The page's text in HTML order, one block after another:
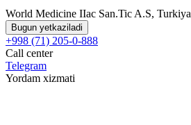
World Мedicine IIac San.Tic A.S, Turkiya
Bugun yetkaziladi
+998 (71) 205-0-888
Call center
Telegram
Yordam xizmati